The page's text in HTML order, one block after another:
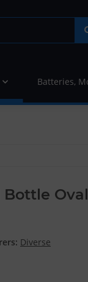
Batteries,
Bottle
Diverse